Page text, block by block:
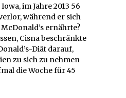
im Jahre 2013 56
während er sich
ernährte?
Cisna beschränkte
Diät darauf,
zu sich zu nehmen
die Woche für 45